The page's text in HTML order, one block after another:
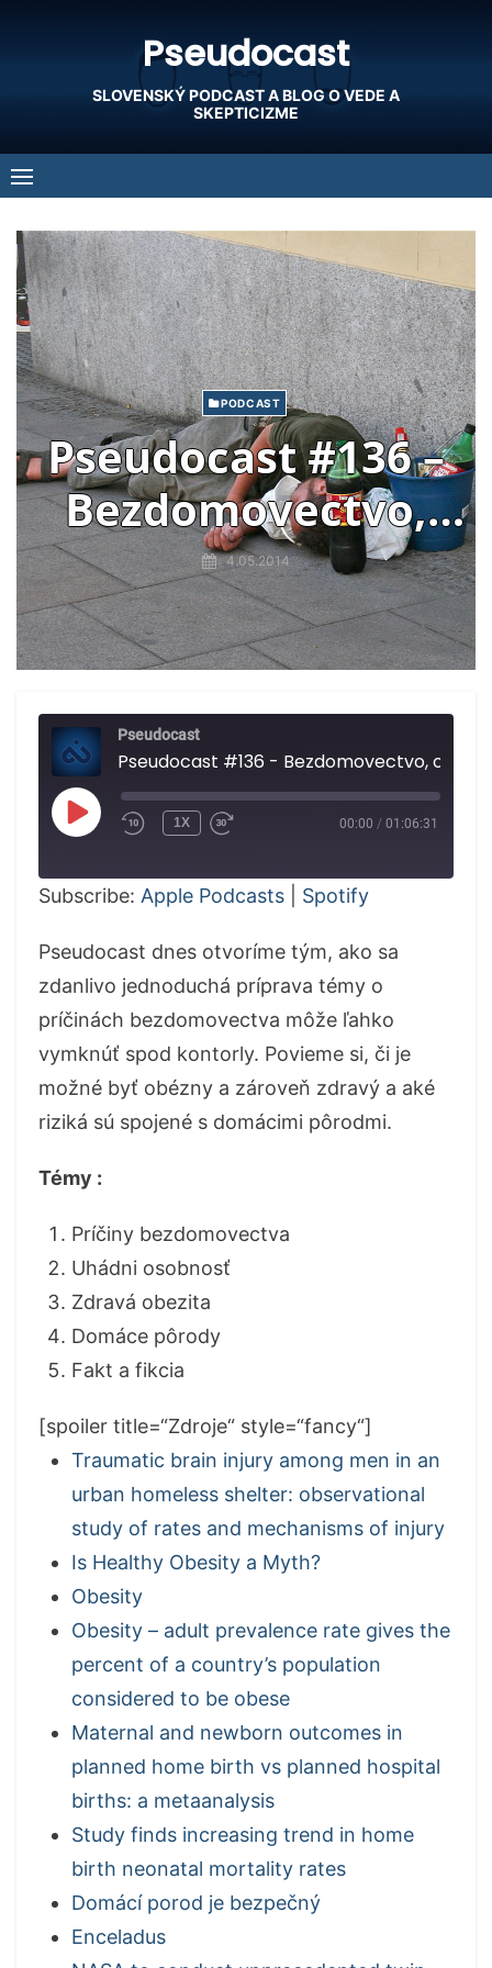
Pseudocast
SLOVENSKÝ PODCAST A BLOG O VEDE A
SKEPTICIZME
PODCAST
Pseudocast #136 –
Bezdomovectvo,
obezita, domáce
pôrody
4.05.2014
Pseudocast
PLAY
EPISODE
1X 00:00 / 01:06:31
Subscribe: Apple Podcasts Spotify
Pseudocast dnes otvoríme tým, ako sa
zdanlivo jednoduchá príprava témy o
príčinách bezdomovectva môže ľahko
vymknúť spod kontorly. Povieme si, či je
možné byť obézny a zároveň zdravý a aké
riziká sú spojené s domácimi pôrodmi.
Témy :
Príčiny bezdomovectva
Uhádni osobnosť
Zdravá obezita
Domáce pôrody
Fakt a fikcia
[spoiler title=“Zdroje“ style=“fancy“]
Traumatic brain injury among men in an
urban homeless shelter: observational
study of rates and mechanisms of injury
Is Healthy Obesity a Myth?
Obesity
Obesity – adult prevalence rate gives the
percent of a country’s population
considered to be obese
Maternal and newborn outcomes in
planned home birth vs planned hospital
births: a metaanalysis
Study finds increasing trend in home
birth neonatal mortality rates
Domácí porod je bezpečný
Enceladus